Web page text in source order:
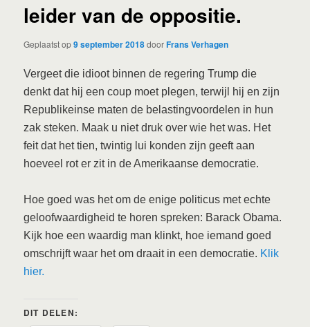
leider van de oppositie.
Geplaatst op9 september 2018doorFrans Verhagen
Vergeet die idioot binnen de regering Trump die
denkt dat hij een coup moet plegen, terwijl hij en zijn
Republikeinse maten de belastingvoordelen in hun
zak steken. Maak u niet druk over wie het was. Het
feit dat het tien, twintig lui konden zijn geeft aan
hoeveel rot er zit in de Amerikaanse democratie.
Hoe goed was het om de enige politicus met echte
geloofwaardigheid te horen spreken: Barack Obama.
Kijk hoe een waardig man klinkt, hoe iemand goed
omschrijft waar het om draait in een democratie. Klik
hier.
DIT DELEN: